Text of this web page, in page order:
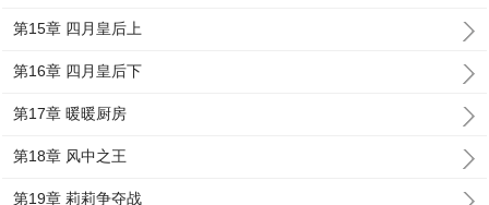
第15章 四月皇后上
第16章 四月皇后下
第17章 暖暖厨房
第18章 风中之王
第19章 莉莉争夺战